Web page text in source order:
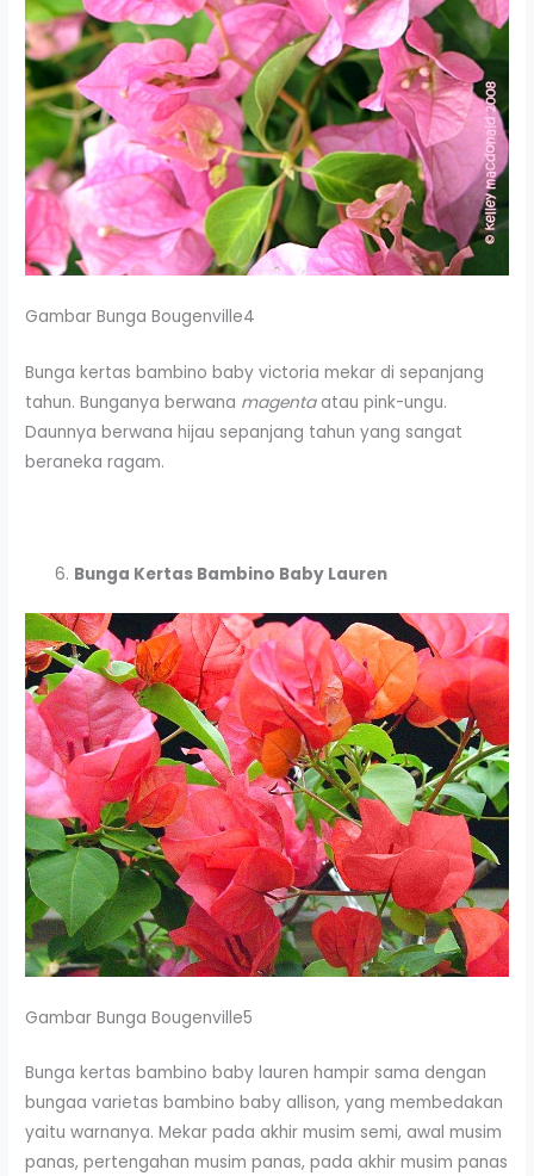
Gambar Bunga Bougenville4
Bunga kertas bambino baby victoria mekar di sepanjang
tahun. Bunganya berwana magenta atau pink-ungu.
Daunnya berwana hijau sepanjang tahun yang sangat
beraneka ragam.
Bunga Kertas Bambino Baby Lauren
Gambar Bunga Bougenville5
Bunga kertas bambino baby lauren hampir sama dengan
bungaa varietas bambino baby allison, yang membedakan
yaitu warnanya. Mekar pada akhir musim semi, awal musim
panas, pertengahan musim panas, pada akhir musim panas